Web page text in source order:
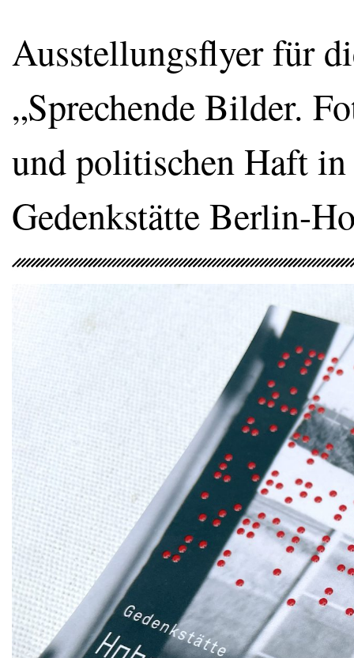
Ausstellungsflyer für
„Sprechende Bilder.
und politischen Haft
Gedenkstätte Berlin-